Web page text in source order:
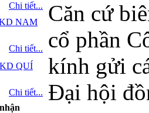
Chi tiết...
NAM
Chi tiết...
QUÍ
Chi tiết...
Căn cứ
cổ phần
kính gửi
Đại hội